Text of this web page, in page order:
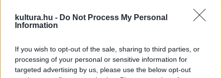
kultura.hu - Do Not Process My Personal
Information
If you wish to opt-out of the sale, sharing to third parties, or
processing of your personal or sensitive information for
targeted advertising by us, please use the below opt-out
Színház, a Műcsarnok, a Műszaki Múzeum, az Etnográfiai
Tudományegyetem és az Operaház közvetlen közelében
várja csütörtöktől az érdeklődőket.